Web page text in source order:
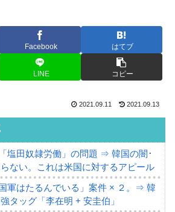
Facebook はてブ
LINE コピー
2021.09.11 2021.09.13
塩田奴隷労働」の問題 ⇒ 韓国の闇･
ない。これは米国に対するアピール
国軍はたるんでいる」案件 × ２。⇒ 韓
タッグ「李在明 + 安圭伯」